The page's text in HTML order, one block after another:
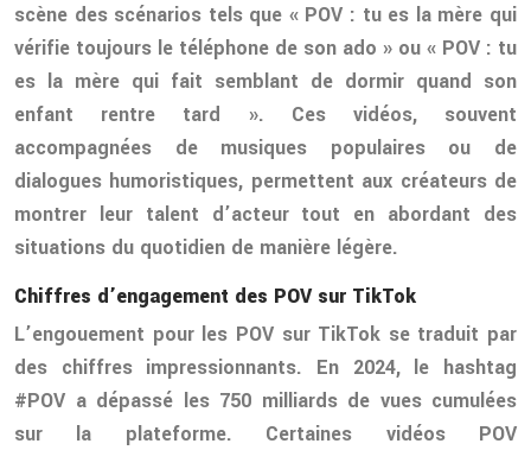
scène des scénarios tels que « POV : tu es la mère qui
vérifie toujours le téléphone de son ado » ou « POV : tu
es la mère qui fait semblant de dormir quand son
enfant rentre tard ». Ces vidéos, souvent
accompagnées de musiques populaires ou de
dialogues humoristiques, permettent aux créateurs de
montrer leur talent d’acteur tout en abordant des
situations du quotidien de manière légère.
Chiffres d’engagement des POV sur TikTok
L’engouement pour les POV sur TikTok se traduit par
des chiffres impressionnants. En 2024, le hashtag
#POV a dépassé les 750 milliards de vues cumulées
sur la plateforme. Certaines vidéos POV